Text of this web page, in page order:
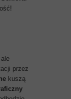
przez
kuszą